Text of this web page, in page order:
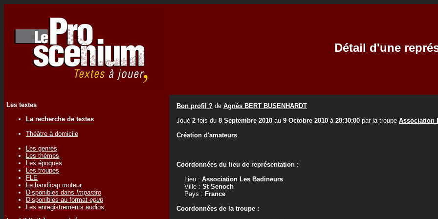
Détail d'une
Les textes
La recherche de textes
Théâtre à domicile
Les genres
Les thèmes
Les époques
Les troupes
FLE
Le handicap moteur
Disponibles dans Imparato
Disponibles au format epub
Les enregistrements audios
Bon profil ? de Agnès BERT BUSENHARDT
Joué 2 fois du 8 Septembre 2010 au 9 Octobre 2010 à 20:30:00 par la troupe Association
Création d'amateurs
Coordonnées du lieu de représentation :
Lieu : Association Les Badineurs
Ville : St Senoch
Pays : France
Coordonnées de la troupe :